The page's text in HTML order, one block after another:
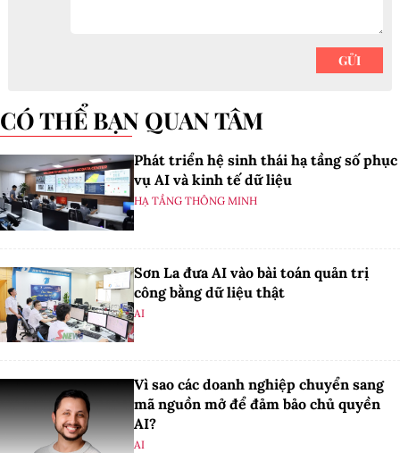
CÓ THỂ BẠN QUAN TÂM
Phát triển hệ sinh thái hạ tầng số phục
vụ AI và kinh tế dữ liệu
HẠ TẦNG THÔNG MINH
Sơn La đưa AI vào bài toán quản trị
công bằng dữ liệu thật
AI
Vì sao các doanh nghiệp chuyển sang
mã nguồn mở để đảm bảo chủ quyền
AI?
AI